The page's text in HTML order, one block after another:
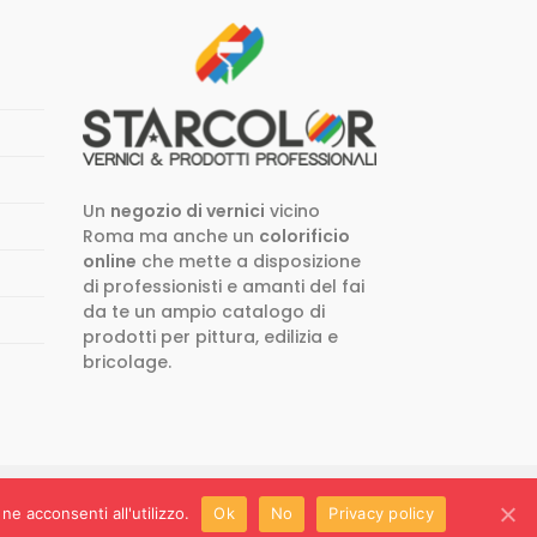
Un negozio di vernici vicino
Roma ma anche un colorificio
online che mette a disposizione
di professionisti e amanti del fai
da te un ampio catalogo di
prodotti per pittura, edilizia e
bricolage.
acconsenti all'utilizzo. Ok No Privacy policy